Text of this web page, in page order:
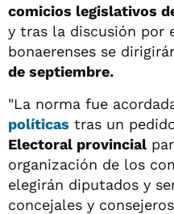
comicios legislativos
y tras la discusión por
bonaerenses se
de septiembre.
"La norma fue
políticas tras un
Electoral provincial
organización de los
elegirán diputados y
concejales y